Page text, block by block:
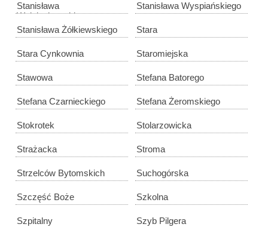
Stanisława
Wojciechowskiego
Stanisława Wyspiańskiego
Stanisława Żółkiewskiego Stara
Stara Cynkownia Staromiejska
Stawowa Stefana Batorego
Stefana Czarnieckiego Stefana Żeromskiego
Stokrotek Stolarzowicka
Strażacka Stroma
Strzelców Bytomskich Suchogórska
Szczęść Boże Szkolna
Szpitalny Szyb Pilgera